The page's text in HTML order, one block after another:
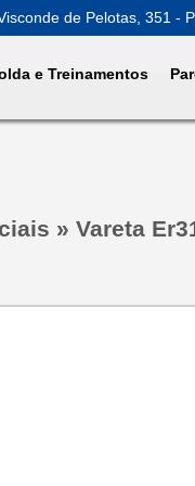
de Pelotas, 351 -
e Treinamentos
» Vareta